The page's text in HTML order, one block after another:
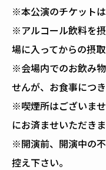
※本公演のチケットは
※アルコール飲料を
場に入ってからの摂
※会場内でのお飲み
せんが、お食事につ
※喫煙所はございま
にお済ませいただき
※開演前、開演中の
控え下さい。